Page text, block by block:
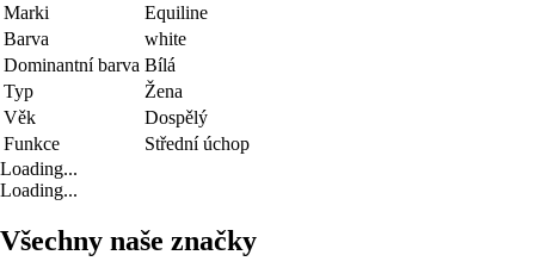
Marki
Equiline
Barva
white
Dominantní barva Bílá
Typ
Žena
Věk
Dospělý
Funkce
Střední úchop
Loading...
Loading...
Všechny naše značky